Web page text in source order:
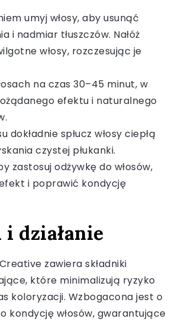
umyj włosy, aby usunąć
i nadmiar tłuszczów. Nałóż
włosy, rozczesując je
na czas 30–45 minut, w
efektu i naturalnego
dokładnie spłucz włosy ciepłą
czystej płukanki.
zastosuj odżywkę do włosów,
i poprawić kondycję
i działanie
zawiera składniki
które minimalizują ryzyko
koloryzacji. Wzbogacona jest o
kondycję włosów, gwarantujące